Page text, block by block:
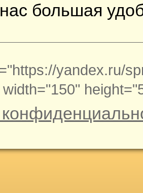
большая
yandex.ru/